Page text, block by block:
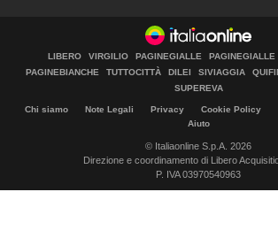
LIBERO VIRGILIO PAGINEGIALLE PAGINEGIALLE
PAGINEBIANCHE
TUTTOCITTÀ DILEI SIVIAGGIA
SUPEREVA
Chi siamo Note Legali Privacy Cookie Policy
Aiuto
© Italiaonline S.p.A. 2026
Direzione e coordinamento di Libero
P. IVA 03970540963